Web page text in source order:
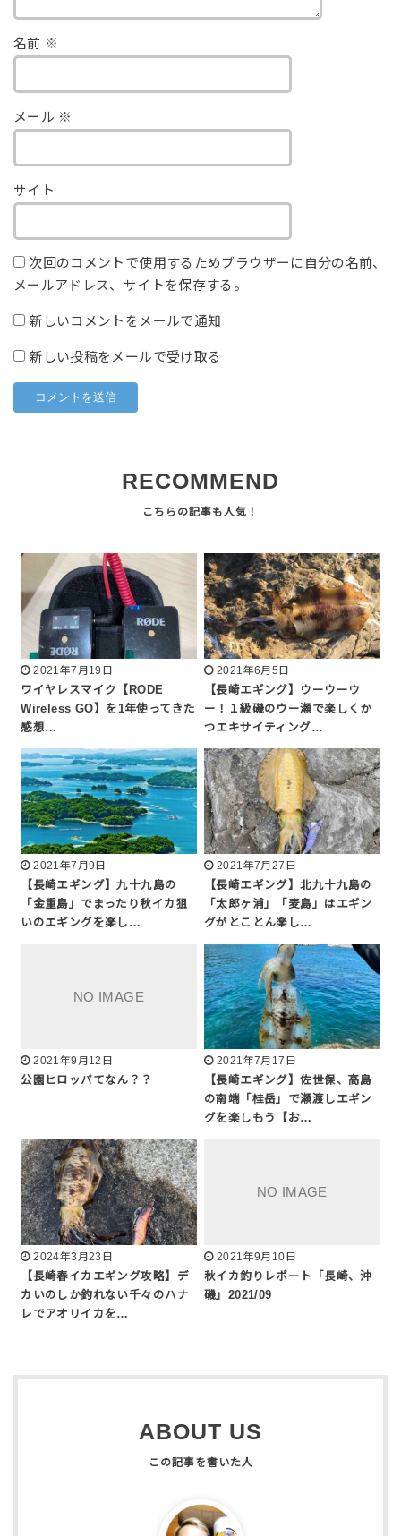
名前 ※
メール ※
サイト
次回のコメントで使用するためブラウザーに自分の名前、
メールアドレス、サイトを保存する。
新しいコメントをメールで通知
新しい投稿をメールで受け取る
RECOMMEND
2021年7月19日
ワイヤレスマイク【RODE
Wireless GO】を1年使ってきた
感想…
2021年6月5日
【長崎エギング】ウーウーウ
ー！１級磯のウー瀬で楽しくか
つエキサイティング…
2021年7月9日
【長崎エギング】九十九島の
「金重島」でまったり秋イカ狙
いのエギングを楽し…
2021年7月27日
【長崎エギング】北九十九島の
「太郎ヶ浦」「麦島」はエギン
グがとことん楽し…
2021年9月12日
公園ヒロッパてなん？？
2021年7月17日
【長崎エギング】佐世保、高島
の南端「桂岳」で瀬渡しエギン
グを楽しもう【お…
2024年3月23日
【長崎春イカエギング攻略】デ
カいのしか釣れない千々のハナ
レでアオリイカを…
2021年9月10日
秋イカ釣りレポート「長崎、沖
磯」2021/09
ABOUT US